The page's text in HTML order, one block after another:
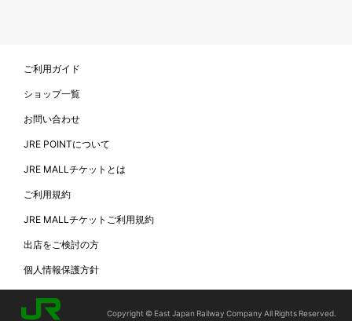
ご利用ガイド
ショップ一覧
お問い合わせ
JRE POINTについて
JRE MALLチケットとは
ご利用規約
JRE MALLチケットご利用規約
出店をご検討の方
個人情報保護方針
Copyright © East Japan Railway Company All Rights Reserved.